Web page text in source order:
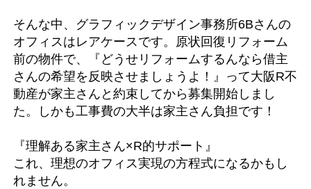
そんな中、グラフィックデザイン事務所6Bさんの
オフィスはレアケースです。原状回復リフォーム
前の物件で、『どうせリフォームするんなら借主
さんの希望を反映させましょうよ！』って大阪R不
動産が家主さんと約束してから募集開始しまし
た。しかも工事費の大半は家主さん負担です！
『理解ある家主さん×R的サポート』
これ、理想のオフィス実現の方程式になるかもし
れません。